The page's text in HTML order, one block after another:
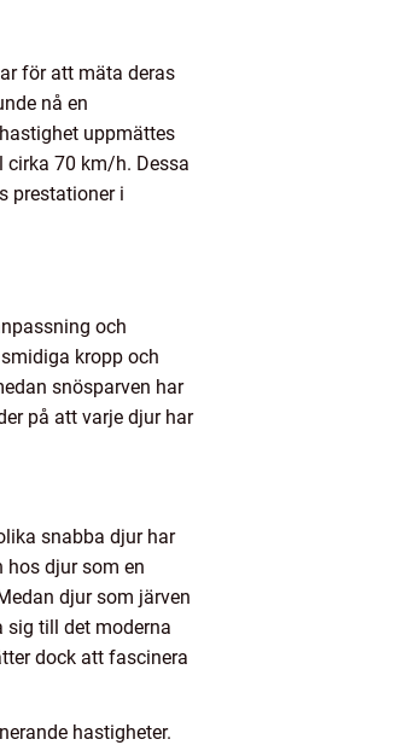
för att mäta deras
nå en
uppmättes
cirka 70 km/h. Dessa
prestationer i
och
kropp och
snösparven har
på att varje djur har
snabba djur har
hos djur som en
djur som järven
sig till det moderna
dock att fascinera
hastigheter.